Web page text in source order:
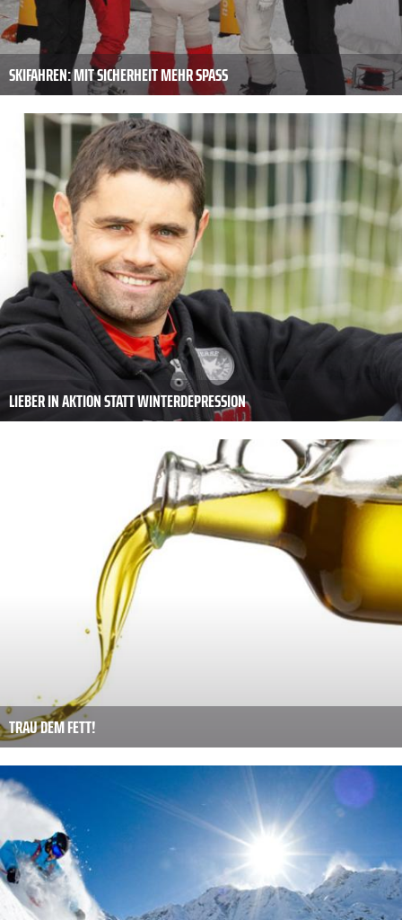
SKIFAHREN: MIT SICHERHEIT MEHR SPASS
LIEBER IN AKTION STATT WINTERDEPRESSION
TRAU DEM FETT!